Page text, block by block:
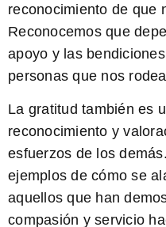
reconocimiento de que
Reconocemos que
apoyo y las
personas que nos
La gratitud también es
reconocimiento y
esfuerzos de los demás
ejemplos de cómo se
aquellos que han
compasión y servicio